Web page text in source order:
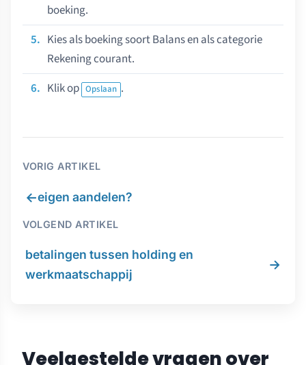
boeking.
Kies als boeking soort Balans en als categorie
Rekening courant.
Klik op Opslaan .
VORIG ARTIKEL
←eigen aandelen?
VOLGEND ARTIKEL
betalingen tussen holding en
werkmaatschappij
→
Veelgestelde vragen over